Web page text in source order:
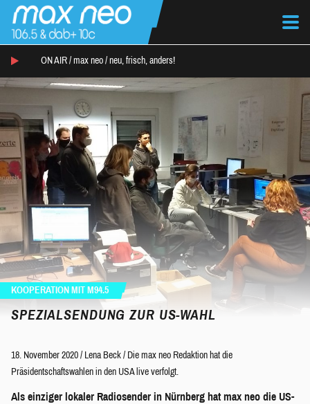
ON AIR / max neo / neu, frisch, anders!
KOOPERATION MIT M94.5
SPEZIALSENDUNG ZUR US-WAHL
18. November 2020 / Lena Beck / Die max neo Redaktion hat die
Präsidentschaftswahlen in den USA live verfolgt.
Als einziger lokaler Radiosender in Nürnberg hat max neo die US-